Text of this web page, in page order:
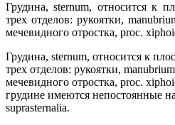
Грудина, sternum, относится к
трех отделов: рукоятки,
мечевидного отростка, proc.
Грудина, sternum, относится к
трех отделов: рукоятки,
мечевидного отростка, proc.
грудине имеются непостоянные
suprasternalia.